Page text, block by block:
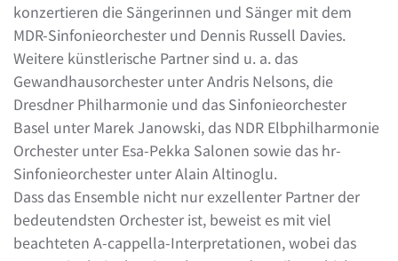
konzertieren die Sängerinnen und Sänger mit dem
MDR-Sinfonieorchester und Dennis Russell Davies.
Weitere künstlerische Partner sind u. a. das
Gewandhausorchester unter Andris Nelsons, die
Dresdner Philharmonie und das Sinfonieorchester
Basel unter Marek Janowski, das NDR Elbphilharmonie
Orchester unter Esa-Pekka Salonen sowie das hr-
Sinfonieorchester unter Alain Altinoglu.
Dass das Ensemble nicht nur exzellenter Partner der
bedeutendsten Orchester ist, beweist es mit viel
beachteten A-cappella-Interpretationen, wobei das